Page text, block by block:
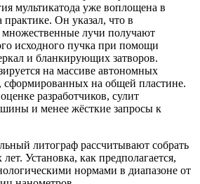
мультикатода уже воплощена в
Он указал, что в
множественные лучи получают
исходного пучка при помощи
и бланкирующих затворов.
на массиве автономных
сформированных на общей пластине.
разработчиков, сулит
и менее жёсткие запросы к
литограф рассчитывают собрать
Установка, как предполагается,
нормами в диапазоне от